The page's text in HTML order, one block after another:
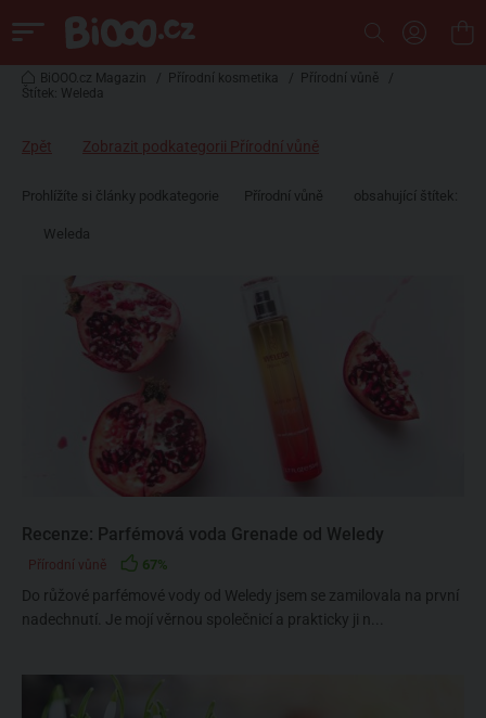
BiOOO.cz Magazin / Přírodní kosmetika / Přírodní vůně
/
Štítek: Weleda
Zpět Zobrazit podkategorii Přírodní vůně
Prohlížíte si články podkategorie Přírodní vůně obsahující štítek:
Weleda
Recenze: Parfémová voda Grenade od Weledy
Přírodní vůně 67%
Do růžové parfémové vody od Weledy jsem se zamilovala na první
nadechnutí. Je mojí věrnou společnicí a prakticky ji n...